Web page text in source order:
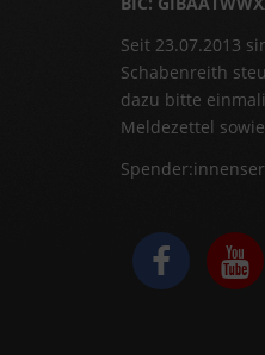
Seit 23.07.2013
Schabenreith
dazu bitte
Meldezettel